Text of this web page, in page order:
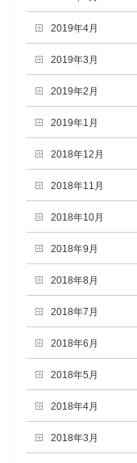
2019年4月
2019年3月
2019年2月
2019年1月
2018年12月
2018年11月
2018年10月
2018年9月
2018年8月
2018年7月
2018年6月
2018年5月
2018年4月
2018年3月